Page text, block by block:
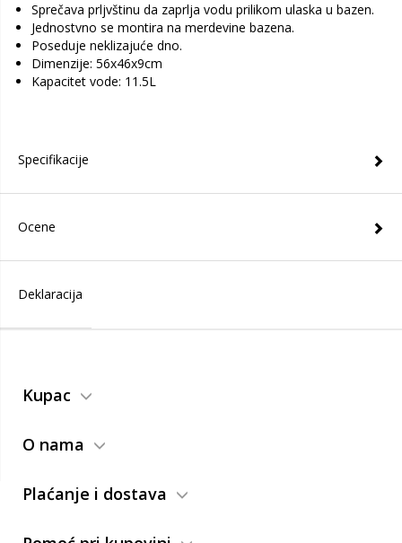
Sprečava prljvštinu da zaprlja vodu prilikom ulaska u bazen.
Jednostvno se montira na merdevine bazena.
Poseduje neklizajuće dno.
Dimenzije: 56x46x9cm
Kapacitet vode: 11.5L
Specifikacije
Ocene
Deklaracija
Kupac
O nama
Plaćanje i dostava